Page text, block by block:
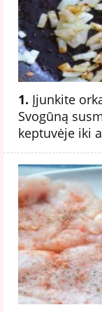
1. Įjunkite
Svogūną
keptuvėje iki